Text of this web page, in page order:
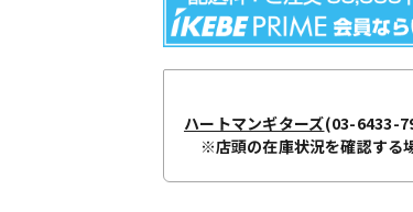
ハートマンギターズ(03-6433-
※店頭の在庫状況を確認する